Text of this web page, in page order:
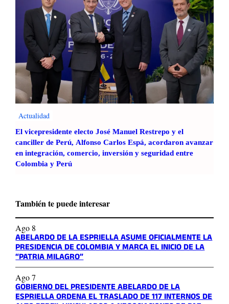
Actualidad
El vicepresidente electo José Manuel Restrepo y el
canciller de Perú, Alfonso Carlos Espá, acordaron avanzar
en integración, comercio, inversión y seguridad entre
Colombia y Perú
También te puede interesar
Ago 8
ABELARDO DE LA ESPRIELLA ASUME OFICIALMENTE LA
PRESIDENCIA DE COLOMBIA Y MARCA EL INICIO DE LA
“PATRIA MILAGRO”
Ago 7
GOBIERNO DEL PRESIDENTE ABELARDO DE LA
ESPRIELLA ORDENA EL TRASLADO DE 117 INTERNOS DE